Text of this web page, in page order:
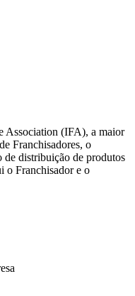
Association (IFA), a maior
Franchisadores, o
distribuição de produtos
o Franchisador e o